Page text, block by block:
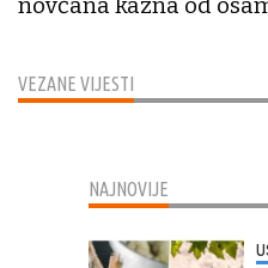
VEZANE VIJESTI
NAJNOVIJE